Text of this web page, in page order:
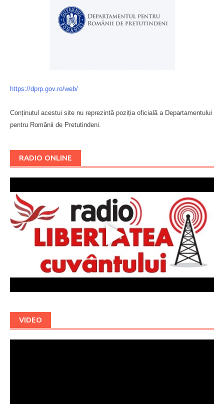
https://dprp.gov.ro/web/
Conținutul acestui site nu reprezintă poziția oficială a Departamentului
pentru Românii de Pretutindeni.
RADIO ONLINE
VIDEO